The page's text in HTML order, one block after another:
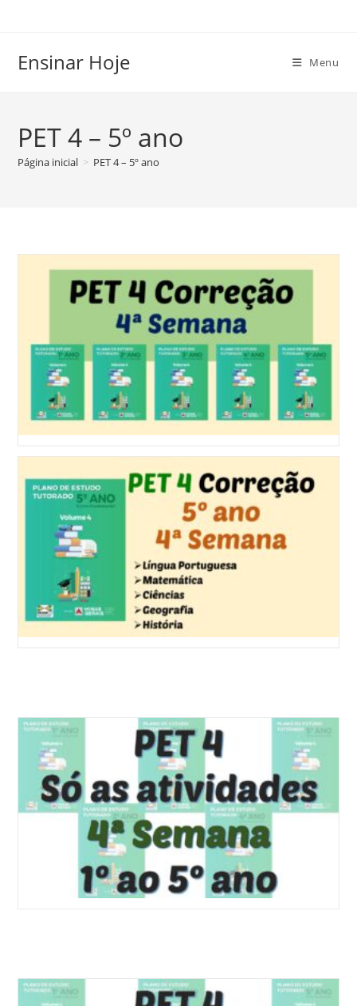
conteúdo
Ensinar Hoje Menu
PET 4 – 5º ano
Página inicial > PET 4 – 5º ano